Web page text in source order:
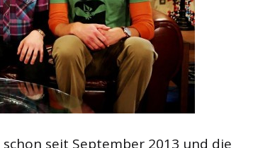
seit September 2013 und die